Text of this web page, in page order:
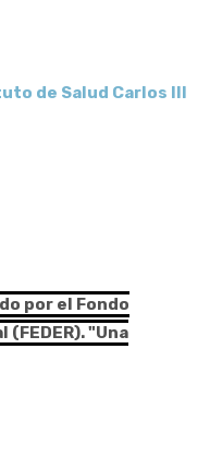
de Salud Carlos III
por el Fondo
"Una